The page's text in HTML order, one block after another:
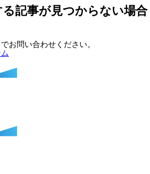
る記事が見つからない場合
お問い合わせください。